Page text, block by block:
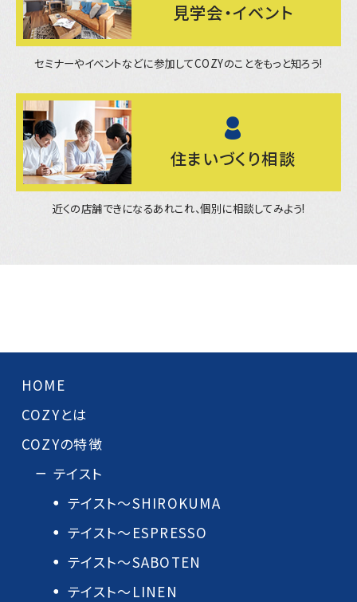
見学会・イベント
セミナーやイベントなどに参加してCOZYのことをもっと知ろう!
住まいづくり相談
近くの店舗できになるあれこれ、個別に相談してみよう!
HOME
COZYとは
COZYの特徴
テイスト
テイスト～SHIROKUMA
テイスト～ESPRESSO
テイスト～SABOTEN
テイスト～LINEN